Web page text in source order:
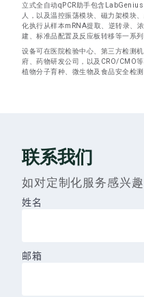
立式全自动qPCR助手包含
人，以及温控振荡模块、磁力架模块
化执行从样本mRNA提取、逆转录、
建、标准品配置及反应板转移等一系列
设备可在医院检验中心、第三方检测
府、药物研发公司，以及CRO/CMO
植物分子育种、微生物及食品安全检测
联系我们
如对定制化服务感兴
姓名
邮箱